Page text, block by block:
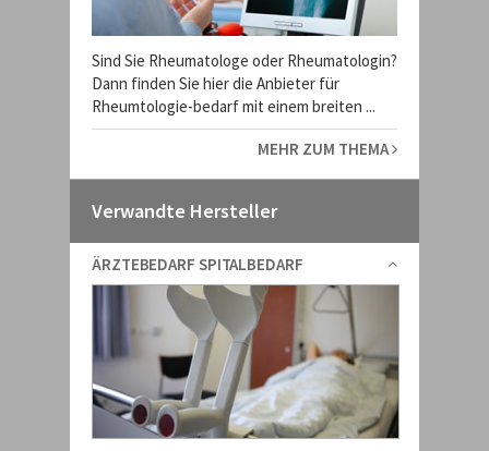
Sind Sie Rheumatologe oder Rheumatologin?
Dann finden Sie hier die Anbieter für
Rheumtologie-bedarf mit einem breiten ...
MEHR ZUM THEMA
Verwandte Hersteller
ÄRZTEBEDARF SPITALBEDARF